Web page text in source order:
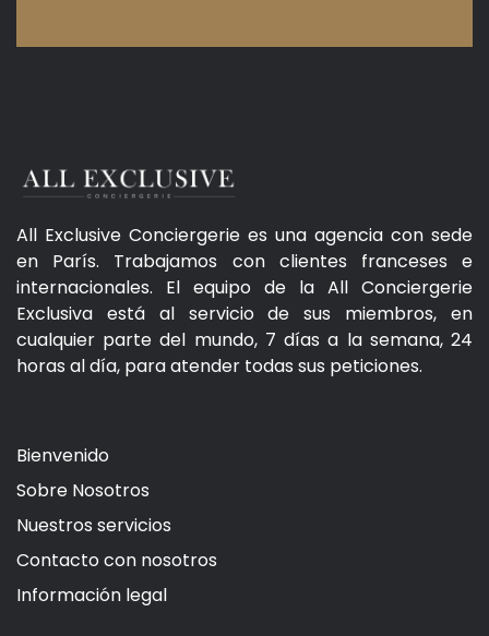
All Exclusive Conciergerie es una agencia con sede
en París. Trabajamos con clientes franceses e
internacionales. El equipo de la All Conciergerie
Exclusiva está al servicio de sus miembros, en
cualquier parte del mundo, 7 días a la semana, 24
horas al día, para atender todas sus peticiones.
Bienvenido
Sobre Nosotros
Nuestros servicios
Contacto con nosotros
Información legal